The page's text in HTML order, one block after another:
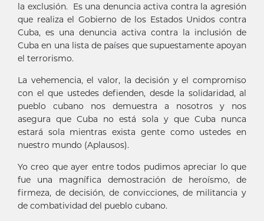
la exclusión. Es una denuncia activa contra la agresión
que realiza el Gobierno de los Estados Unidos contra
Cuba, es una denuncia activa contra la inclusión de
Cuba en una lista de países que supuestamente apoyan
el terrorismo.
La vehemencia, el valor, la decisión y el compromiso
con el que ustedes defienden, desde la solidaridad, al
pueblo cubano nos demuestra a nosotros y nos
asegura que Cuba no está sola y que Cuba nunca
estará sola mientras exista gente como ustedes en
nuestro mundo (Aplausos).
Yo creo que ayer entre todos pudimos apreciar lo que
fue una magnífica demostración de heroísmo, de
firmeza, de decisión, de convicciones, de militancia y
de combatividad del pueblo cubano.